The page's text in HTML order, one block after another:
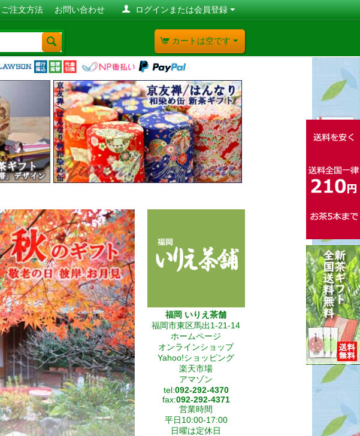
ログインまたは会員登録
ご注文方法 お問い合わせ
カートは空です
福岡 いりえ茶舗
福岡市東区馬出1-21-14
ホームページ
オンラインショップ
Yahoo!ショッピング
楽天市場
アマゾン
tel:092-292-4370
fax:092-292-4371
営業時間
平日10:00-17:00
日曜は定休日